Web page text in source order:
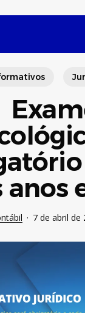
anos
7 de abril de